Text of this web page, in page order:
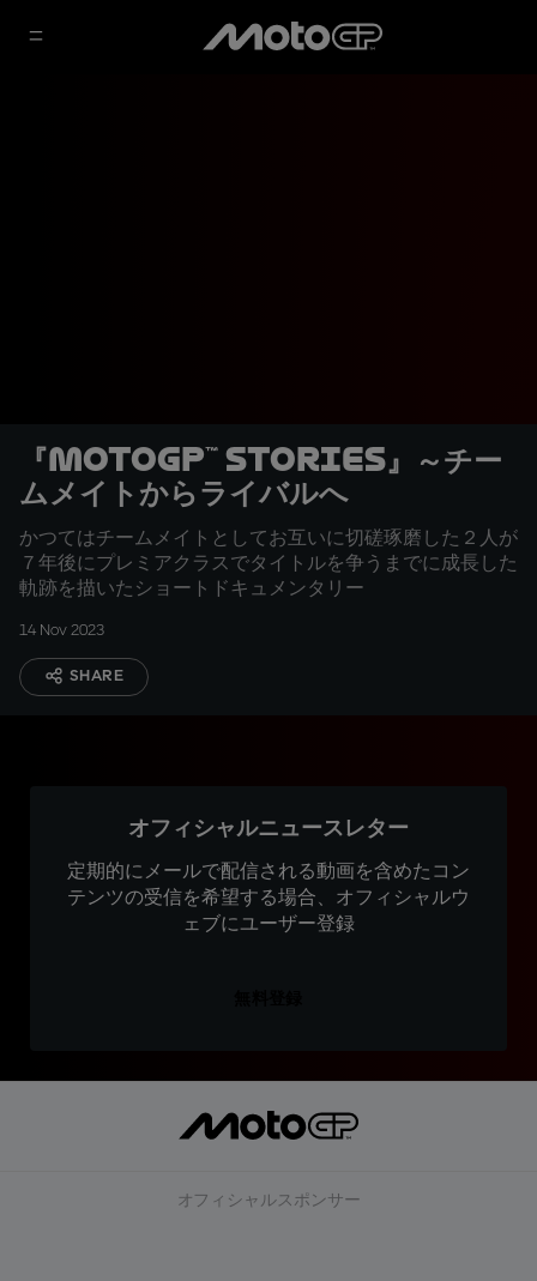
『MotoGP™ Stories』～チー
ムメイトからライバルへ
かつてはチームメイトとしてお互いに切磋琢磨した２人が
７年後にプレミアクラスでタイトルを争うまでに成長した
軌跡を描いたショートドキュメンタリー
14 Nov 2023
SHARE
オフィシャルニュースレター
定期的にメールで配信される動画を含めたコン
テンツの受信を希望する場合、オフィシャルウ
ェブにユーザー登録
オフィシャルスポンサー